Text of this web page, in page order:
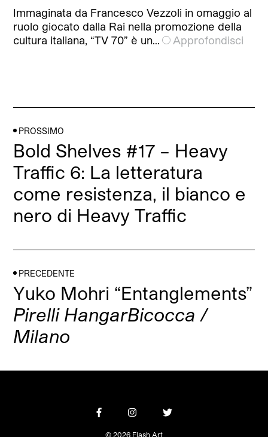
Immaginata da Francesco Vezzoli in omaggio al
ruolo giocato dalla Rai nella promozione della
cultura italiana, “TV 70” è un…
Approfondisci
PROSSIMO
Bold Shelves #17 – Heavy
Traffic 6: La letteratura
come resistenza, il bianco e
nero di Heavy Traffic
PRECEDENTE
Yuko Mohri “Entanglements”
Pirelli HangarBicocca /
Milano
© 2026 Flash Art